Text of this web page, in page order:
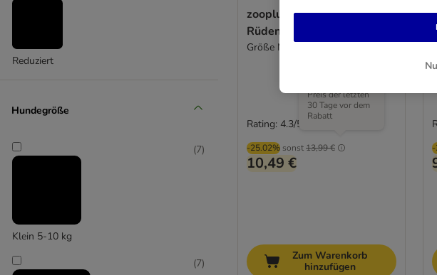
Reduziert
Hundegröße
Klein 5-10 kg
(7)
(7)
zooplus Basics
Rüdenwindeln
Größe M: 42 - 52 cm, 50 Stück
-25.02% sonst13,99 €
Preis der letzten
30 Tage vor dem
Rabatt
10,49 €
Rating: 4.3/5
Zum Warenkorb
hinzufügen
-